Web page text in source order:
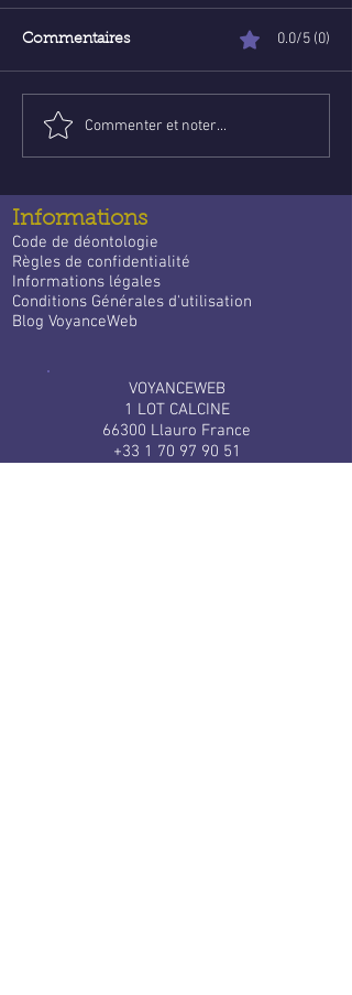
Poser une question de
voyance email gratuite :
trouver des réponses
Commentaires 0.0/5 (0)
Commenter et noter...
Informations
Code de déontologie
Règles de confidentialité
Informations légales
Conditions Générales d'utilisation
Blog VoyanceWeb
VOYANCEWEB
1 LOT CALCINE
66300 Llauro France
+33 1 70 97 90 51